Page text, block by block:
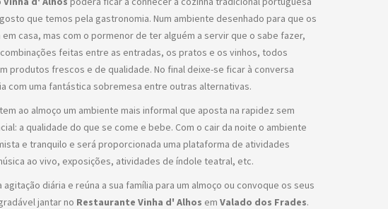
que temos pela gastronomia. Num ambiente desenhado para que os
casa, mas com o pormenor de ter alguém a servir que o sabe fazer,
feitas entre as entradas, os pratos e os vinhos, todos
produtos frescos e de qualidade. No final deixe-se ficar à conversa
com uma fantástica sobremesa entre outras alternativas.
tem ao almoço um ambiente mais informal que aposta na rapidez sem
a qualidade do que se come e bebe. Com o cair da noite o ambiente
e tranquilo e será proporcionada uma plataforma de atividades
ao vivo, exposições, atividades de índole teatral, etc.
agitação diária e reúna a sua família para um almoço ou convoque os seus
jantar no Restaurante Vinha d' Alhos em Valado dos Frades.